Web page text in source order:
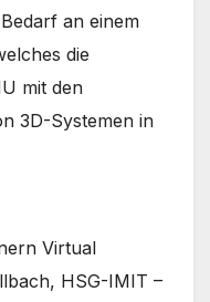
an einem
die
mit den
3D-Systemen in
Virtual
HSG-IMIT –